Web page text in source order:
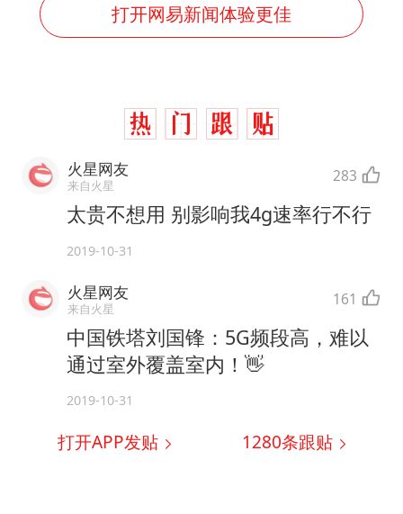
打开网易新闻体验更佳
火星网友
来自火星 283
太贵不想用 别影响我4g速率行不行
2019-10-31
火星网友
来自火星 161
中国铁塔刘国锋：5G频段高，难以
通过室外覆盖室内！👋
2019-10-31
打开APP发贴 1280条跟贴